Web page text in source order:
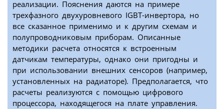
реализации. Пояснения даются на примере
трехфазного двухуровневого IGBT-инвертора, но
все сказанное применимо и к другим схемам и
полупроводниковым приборам. Описанные
методики расчета относятся к встроенным
датчикам температуры, однако они пригодны и
при использовании внешних сенсоров (например,
установленных на радиаторе). Предполагается, что
расчеты реализуются с помощью цифрового
процессора, находящегося на плате управления.